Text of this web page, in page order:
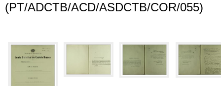
(PT/ADCTB/ACD/ASDCTB/COR/055)